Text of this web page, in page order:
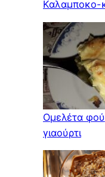
Καλαμποκο-
Ομελέτα
γιαούρτι